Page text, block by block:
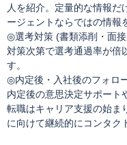
人を紹介。定量的な情報だ
ージェントならではの情報
◎選考対策 (書類添削・面
対策次第で選考通過率が倍
す。
◎内定後・入社後のフォロ
内定後の意思決定サポート
転職はキャリア支援の始ま
に向けて継続的にコンタク